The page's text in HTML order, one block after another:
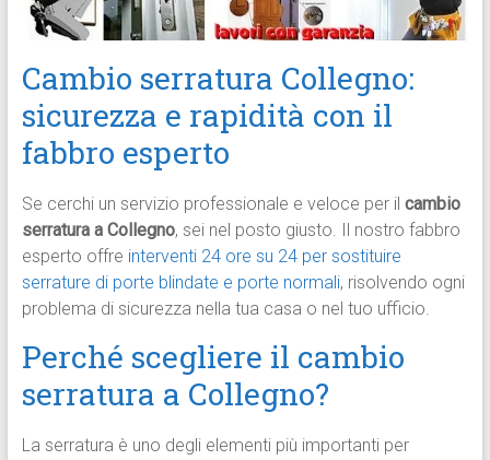
Cambio serratura Collegno:
sicurezza e rapidità con il
fabbro esperto
Se cerchi un servizio professionale e veloce per il cambio
serratura a Collegno, sei nel posto giusto. Il nostro fabbro
esperto offre interventi 24 ore su 24 per sostituire
serrature di porte blindate e porte normali, risolvendo ogni
problema di sicurezza nella tua casa o nel tuo ufficio.
Perché scegliere il cambio
serratura a Collegno?
La serratura è uno degli elementi più importanti per